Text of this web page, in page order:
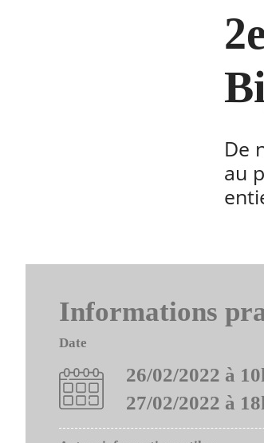
De
au
Informations
Date
26/02/2022 à
27/02/2022 à